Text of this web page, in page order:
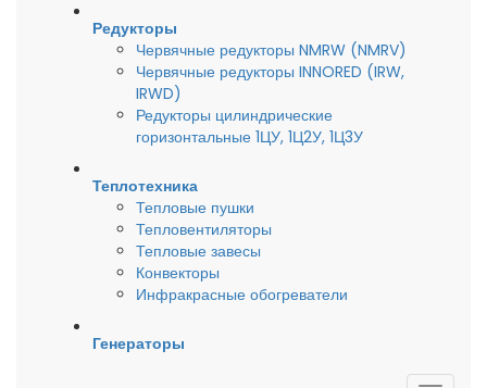
Редукторы
Червячные редукторы NMRW (NMRV)
Червячные редукторы INNORED (IRW,
IRWD)
Редукторы цилиндрические
горизонтальные 1ЦУ, 1Ц2У, 1Ц3У
Теплотехника
Тепловые пушки
Тепловентиляторы
Тепловые завесы
Конвекторы
Инфракрасные обогреватели
Генераторы